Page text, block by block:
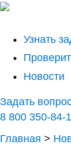
Узнать
Новости
Задать
8 800 350-84-
Главная >